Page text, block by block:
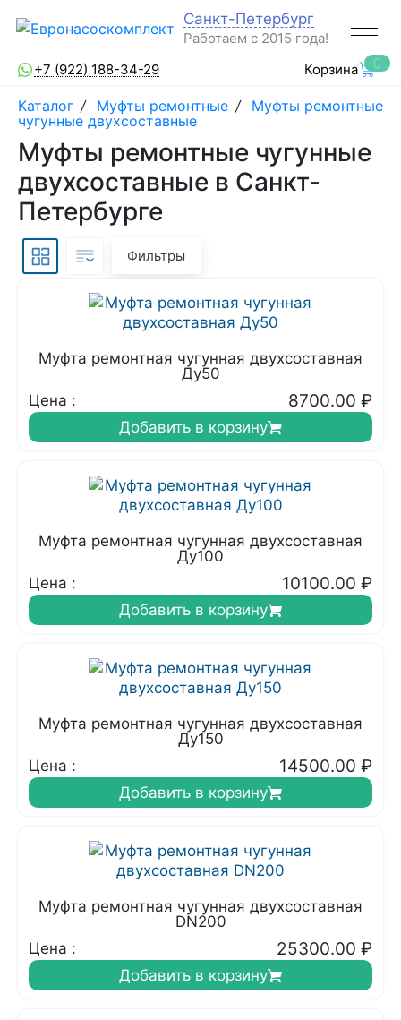
Санкт-Петербург
Работаем с 2015 года!
+7 (922) 188-34-29
Корзина 0
Каталог / Муфты ремонтные / Муфты ремонтные
чугунные двухсоставные
Муфты ремонтные чугунные
двухсоставные в Санкт-
Петербурге
Фильтры
Муфта ремонтная чугунная двухсоставная
Ду50
Цена :
8700.00 ₽
Добавить в корзину
Муфта ремонтная чугунная двухсоставная
Ду100
Цена :
10100.00 ₽
Добавить в корзину
Муфта ремонтная чугунная двухсоставная
Ду150
Цена :
14500.00 ₽
Добавить в корзину
Муфта ремонтная чугунная двухсоставная
DN200
Цена :
25300.00 ₽
Добавить в корзину